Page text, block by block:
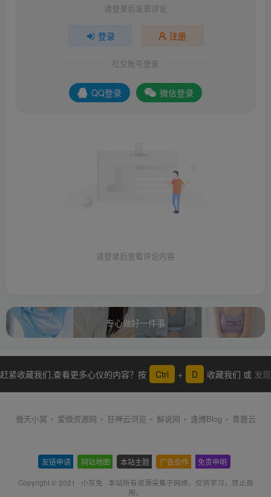
请登录后发表评论
登录 注册
社交账号登录
QQ登录 微信登录
请登录后查看评论内容
专心做好一件事
赶紧收藏我们,查看更多心仪的内容？按 Ctrl + D 收藏我们 或 发现
傲天小窝 爱微资源网 狂神云浏览 解说网 逸博Blog 青鹿云
友链申请 网站地图 本站主题 广告合作 免责申明
Copyright © 2021 · 小灰兔 · 本站所有资源采集于网络，仅供学习，禁止商
用。